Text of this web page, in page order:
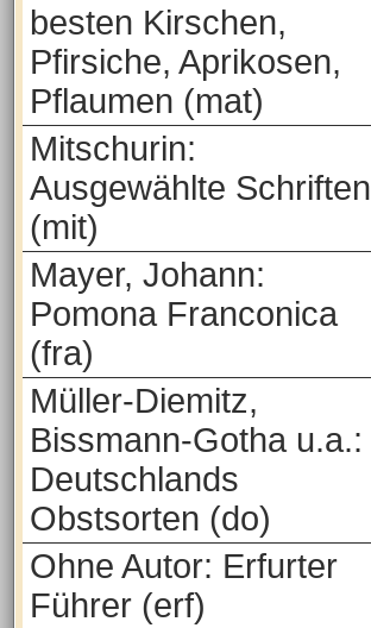
besten Kirschen,
Pfirsiche, Aprikosen,
Pflaumen (mat)
Mitschurin:
Ausgewählte Schriften
(mit)
Mayer, Johann:
Pomona Franconica
(fra)
Müller-Diemitz,
Bissmann-Gotha u.a.:
Deutschlands
Obstsorten (do)
Ohne Autor: Erfurter
Führer (erf)